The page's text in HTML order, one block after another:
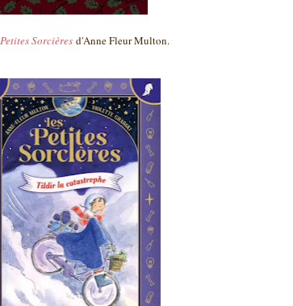
Petites Sorcières d'Anne Fleur Multon.